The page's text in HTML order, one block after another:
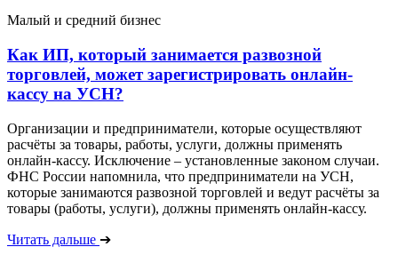
Малый и средний бизнес
Как ИП, который занимается развозной
торговлей, может зарегистрировать онлайн-
кассу на УСН?
Организации и предприниматели, которые осуществляют
расчёты за товары, работы, услуги, должны применять
онлайн-кассу. Исключение – установленные законом случаи.
ФНС России напомнила, что предприниматели на УСН,
которые занимаются развозной торговлей и ведут расчёты за
товары (работы, услуги), должны применять онлайн-кассу.
Читать дальше ➔